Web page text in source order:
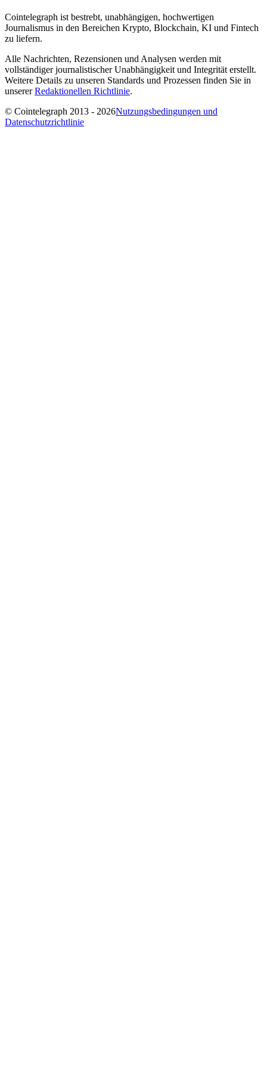
Cointelegraph ist bestrebt, unabhängigen, hochwertigen
Journalismus in den Bereichen Krypto, Blockchain, KI und Fintech
zu liefern.
Alle Nachrichten, Rezensionen und Analysen werden mit
vollständiger journalistischer Unabhängigkeit und Integrität erstellt.
Weitere Details zu unseren Standards und Prozessen finden Sie in
unsererRedaktionellen Richtlinie.
© Cointelegraph 2013 - 2026Nutzungsbedingungen und
Datenschutzrichtlinie